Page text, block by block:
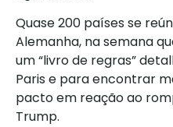
Quase 200 países se
Alemanha, na semana
um “livro de regras”
Paris e para encontrar
pacto em reação ao
Trump.